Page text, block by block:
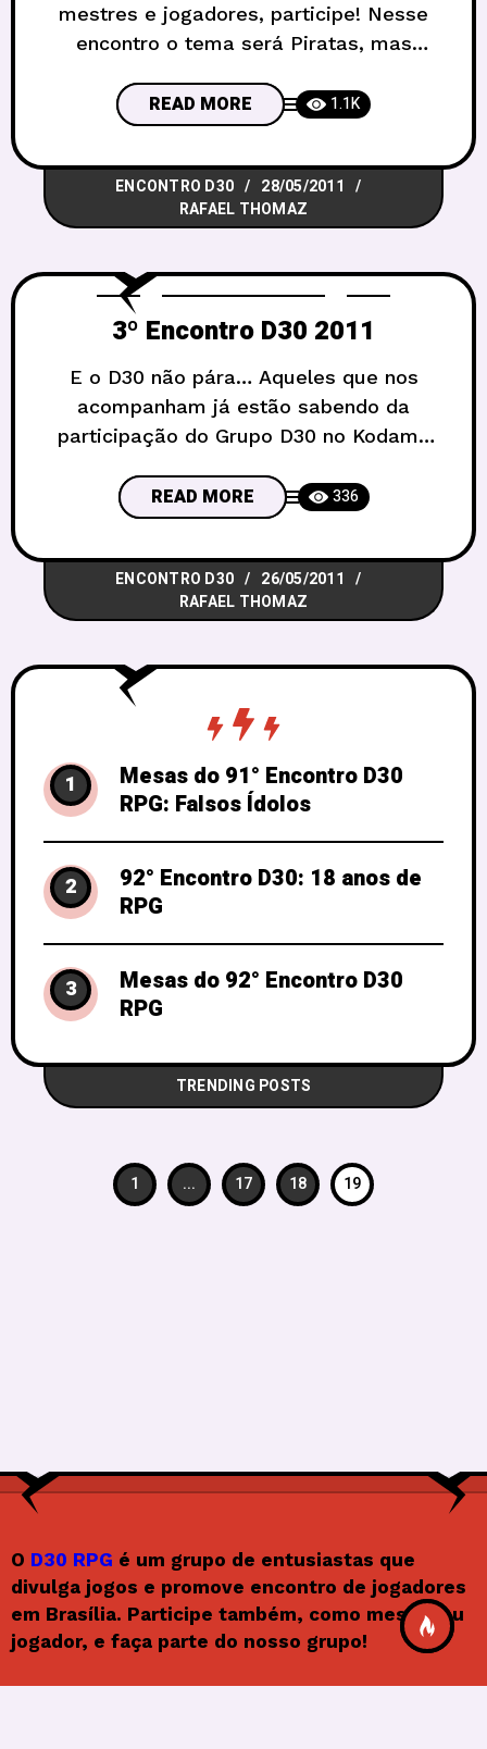
mestres e jogadores, participe! Nesse
encontro o tema será Piratas, mas
adaptar a ideia aos seus
sistemas/cenários preferidos! inscreva-
se pelo e-mail encontro@d30rpg.com.br
Lembrem-se que o 3º Encontro D30
será no dia 11 de Junho das 9h às 19h no
READ MORE 1.1K
ENCONTRO D30
28/05/2011
RAFAEL THOMAZ
3º Encontro D30 2011
E o D30 não pára… Aqueles que nos
acompanham já estão sabendo da
participação do Grupo D30 no Kodama
postagem de hoje é para anunciar o
nosso 3º Encontro D30 deste ano. Todos
que foram no último Encontro puderam
conferir como foi um grande sucesso em
todos os
READ MORE 336
ENCONTRO D30
26/05/2011
RAFAEL THOMAZ
1
Mesas do 91° Encontro D30
RPG: Falsos Ídolos
2
92° Encontro D30: 18 anos de
RPG
3
Mesas do 92° Encontro D30
RPG
TRENDING POSTS
1 ... 17 18 19
O D30 RPG é um grupo de entusiastas que
divulga jogos e promove encontro de jogadores
em Brasília. Participe também, como mestre ou
jogador, e faça parte do nosso grupo!